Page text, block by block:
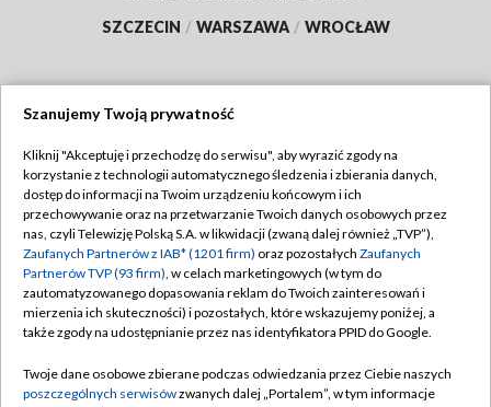
SZCZECIN / WARSZAWA / WROCŁAW
TVP
Abonament TVP
Emisja w TVP
Centrum informacji TVP
Naziemna Telewizja Cyfrowa
Rada Programowa
Regulamin TVP
Polityka prywatności
Moje zgody
Pomoc
Kontakt
Szanujemy Twoją prywatność
Kliknij "Akceptuję i przechodzę do serwisu", aby wyrazić zgody na
korzystanie z technologii automatycznego śledzenia i zbierania danych,
dostęp do informacji na Twoim urządzeniu końcowym i ich
przechowywanie oraz na przetwarzanie Twoich danych osobowych przez
nas, czyli Telewizję Polską S.A. w likwidacji (zwaną dalej również „TVP”),
Zaufanych Partnerów z IAB* (1201 firm) oraz pozostałych Zaufanych
Partnerów TVP (93 firm), w celach marketingowych (w tym do
zautomatyzowanego dopasowania reklam do Twoich zainteresowań i
mierzenia ich skuteczności) i pozostałych, które wskazujemy poniżej, a
także zgody na udostępnianie przez nas identyfikatora PPID do Google.
Twoje dane osobowe zbierane podczas odwiedzania przez Ciebie naszych
poszczególnych serwisówzwanych dalej „Portalem”, w tym informacje